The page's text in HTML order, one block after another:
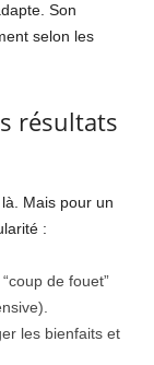
Son
selon les
résultats
Mais pour un
:
de fouet”
les bienfaits et